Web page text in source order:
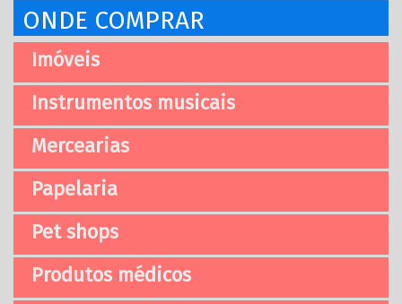
ONDE COMPRAR
Imóveis
Instrumentos musicais
Mercearias
Papelaria
Pet shops
Produtos médicos